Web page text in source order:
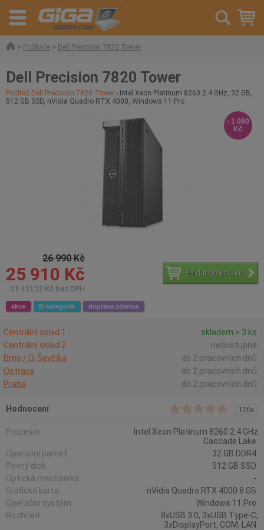
» Počítače » Dell Precision 7820 Tower
Dell Precision 7820 Tower
Počítač Dell Precision 7820 Tower - Intel Xeon Platinum 8260 2.4 GHz, 32 GB,
512 GB SSD, nVidia Quadro RTX 4000, Windows 11 Pro
26 990 Kč
25 910 Kč
21 413,22 Kč bez DPH
Přidat do košíku
akce B-kategorie doprava zdarma
- 1 080
Kč
Centrální sklad 1
skladem > 3 ks
Centrální sklad 2
nedostupné
Brno / O. Ševčíka
do 2 pracovních dnů
Ostrava
do 2 pracovních dnů
Praha
do 2 pracovních dnů
Hodnocení 126x
Procesor
Intel Xeon Platinum 8260 2.4 GHz
Cascade Lake
Operační paměť
32 GB DDR4
Pevný disk
512 GB SSD
Optická mechanika
-
Grafická karta
nVidia Quadro RTX 4000 8 GB
Operační systém
Windows 11 Pro
Rozhraní
8xUSB 3.0, 3xUSB Type-C,
3xDisplayPort, COM, LAN